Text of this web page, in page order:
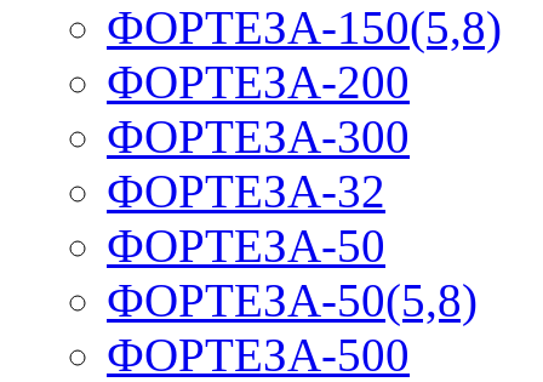
ФОРТЕЗА-150(5,8)
ФОРТЕЗА-200
ФОРТЕЗА-300
ФОРТЕЗА-32
ФОРТЕЗА-50
ФОРТЕЗА-50(5,8)
ФОРТЕЗА-500